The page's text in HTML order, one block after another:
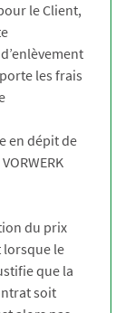
le Client,
les frais
en dépit de
du prix
le
que la
soit